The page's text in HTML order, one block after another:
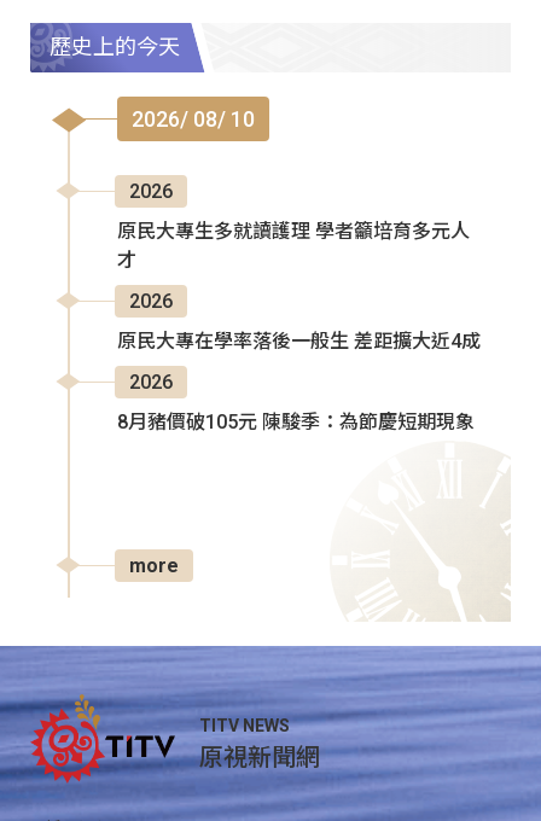
歷史上的今天
2026/ 08/ 10
2026
原民大專生多就讀護理 學者籲培育多元人
才
2026
原民大專在學率落後一般生 差距擴大近4成
2026
8月豬價破105元 陳駿季：為節慶短期現象
more
TITV NEWS
原視新聞網